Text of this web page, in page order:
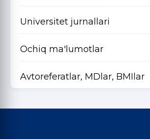
Universitet jurnallari
Ochiq ma'lumotlar
Avtoreferatlar, MDlar, BMIlar